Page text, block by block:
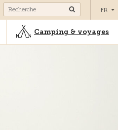
véhicules Camping & voyages
FR
Camping & voyages